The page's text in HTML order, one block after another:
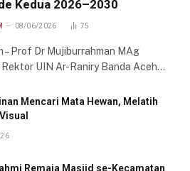
Kedua 2026–2030
08/06/2026 75
– Prof Dr Mujiburrahman MAg
UIN Ar-Raniry Banda Aceh…
Mencari Mata Hewan, Melatih
Remaja Masjid se-Kecamatan